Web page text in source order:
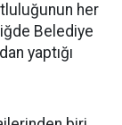
her
Belediye
yaptığı